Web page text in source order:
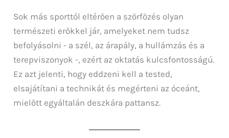
Sok más sporttól eltérően a szörfözés olyan
természeti erőkkel jár, amelyeket nem tudsz
befolyásolni - a szél, az árapály, a hullámzás és a
terepviszonyok -, ezért az oktatás kulcsfontosságú.
Ez azt jelenti, hogy eddzeni kell a tested,
elsajátítani a technikát és megérteni az óceánt,
mielőtt egyáltalán deszkára pattansz.